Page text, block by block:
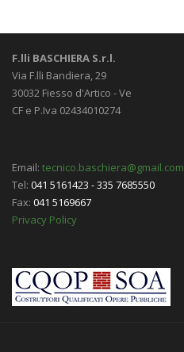
F.lli BASCHIERA S.r.l.
Via F.lli Bandiera, 29
30032 Fiesso d'Artico - Ve
CF e P.Iva 02434010274
Email: tecnico.baschiera@gmail.com
Tel: 041 5161423 - 335 7685550
Fax: 041 5169667
Privacy Policy